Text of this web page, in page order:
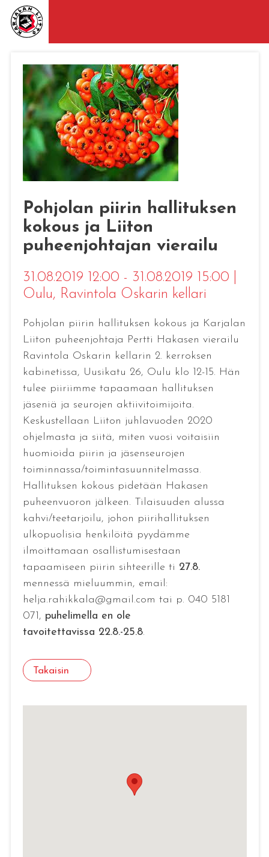
Pohjolan piirin hallituksen
kokous ja Liiton
puheenjohtajan vierailu
31.08.2019 12:00 - 31.08.2019 15:00
Oulu, Ravintola Oskarin kellari
Pohjolan piirin hallituksen kokous ja Karjalan
Liiton puheenjohtaja Pertti Hakasen vierailu
Ravintola Oskarin kellarin 2. kerroksen
kabinetissa, Uusikatu 26, Oulu klo 12-15. Hän
tulee piiriimme tapaamaan hallituksen
jäseniä ja seurojen aktiivitoimijoita.
Keskustellaan Liiton juhlavuoden 2020
ohjelmasta ja siitä, miten vuosi voitaisiin
huomioida piirin ja jäsenseurojen
toiminnassa/toimintasuunnitelmassa.
Hallituksen kokous pidetään Hakasen
puheenvuoron jälkeen. Tilaisuuden alussa
kahvi/teetarjoilu, johon piirihallituksen
ulkopuolisia henkilöitä pyydämme
ilmoittamaan osallistumisestaan
tapaamiseen piirin sihteerille ti 27.8.
mennessä mieluummin, email:
helja.rahikkala@gmail.com tai p. 040 5181
071, puhelimella en ole
tavoitettavissa 22.8.-25.8.
Takaisin